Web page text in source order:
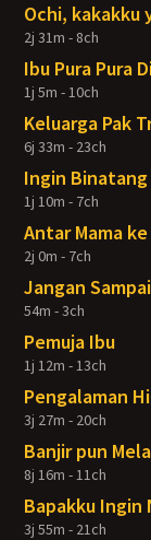
Ochi, kakakku
2j 31m - 8ch
Ibu Pura Pura
1j 5m - 10ch
Keluarga Pak
6j 33m - 23ch
Ingin
1j 10m - 7ch
Antar Mama
2j 0m - 7ch
Jangan
54m - 3ch
Pemuja Ibu
1j 12m - 13ch
Pengalaman
3j 27m - 20ch
Banjir pun
8j 16m - 11ch
Bapakku Ingin
3j 55m - 21ch